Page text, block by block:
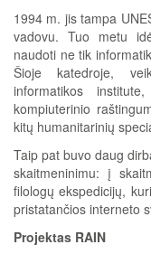
1994 m. jis tampa
vadovu. Tuo metu
naudoti ne tik
Šioje katedroje,
informatikos
kompiuterinio
kitų humanitarinių
Taip pat buvo daug
skaitmeninimu: į
filologų ekspedicijų,
pristatančios interneto
Projektas RAIN